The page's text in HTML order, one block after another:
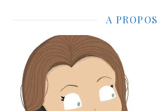
A PROPOS